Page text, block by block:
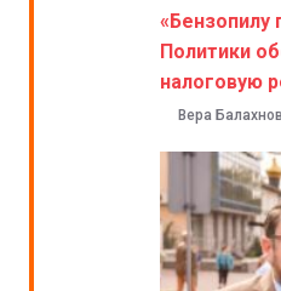
«Бензопилу
Политики
налоговую
Вера